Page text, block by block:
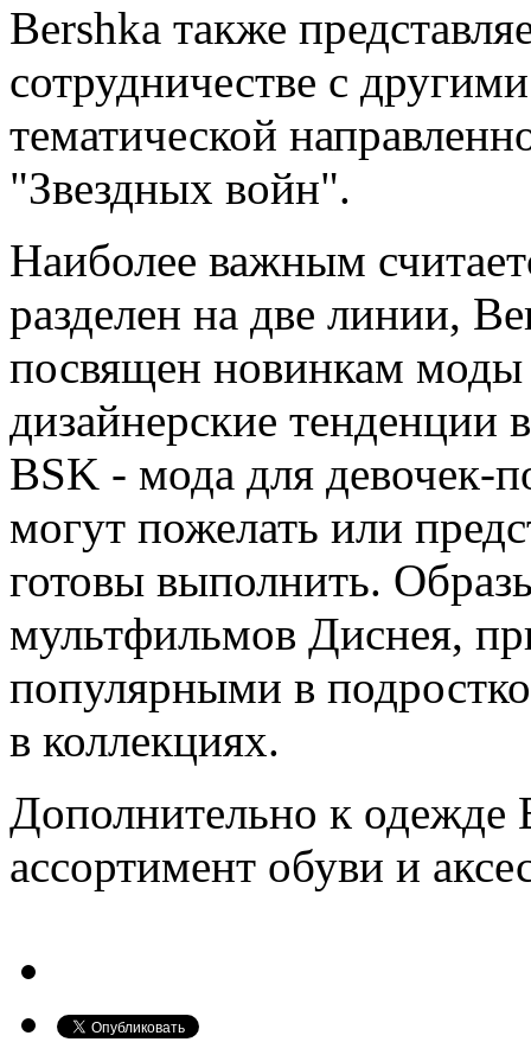
Bershka также
сотрудничестве с
тематической
"Звездных войн".
Наиболее важным
разделен на две линии,
посвящен новинкам моды
дизайнерские тенденции
BSK - мода для девочек-
могут пожелать или
готовы выполнить.
мультфильмов Диснея,
популярными в
в коллекциях.
Дополнительно к одежде
ассортимент обуви и